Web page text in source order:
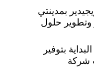
بمدينتي
وتطوير حلول
بتوفير
شركة